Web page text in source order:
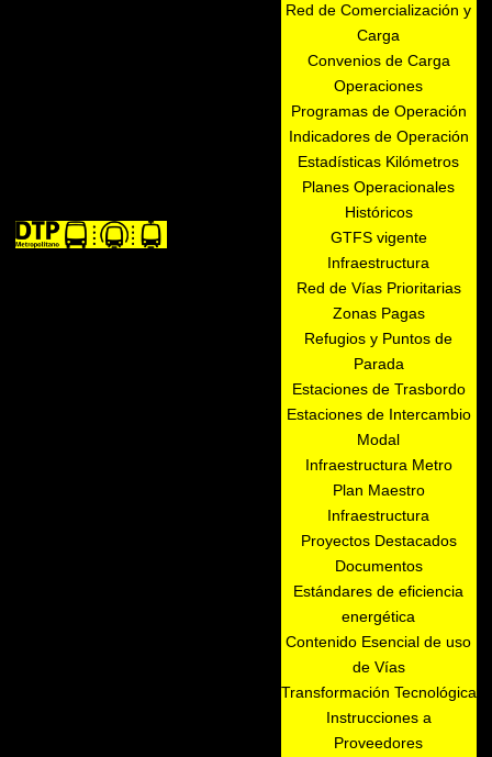
Red de Comercialización y
Carga
Convenios de Carga
Operaciones
Programas de Operación
Indicadores de Operación
Estadísticas Kilómetros
Planes Operacionales
Históricos
GTFS vigente
Infraestructura
Red de Vías Prioritarias
Zonas Pagas
Refugios y Puntos de
Parada
Estaciones de Trasbordo
Estaciones de Intercambio
Modal
Infraestructura Metro
Plan Maestro
Infraestructura
Proyectos Destacados
Documentos
Estándares de eficiencia
energética
Contenido Esencial de uso
de Vías
Transformación Tecnológica
Instrucciones a
Proveedores